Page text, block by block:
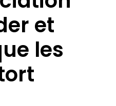
et
les